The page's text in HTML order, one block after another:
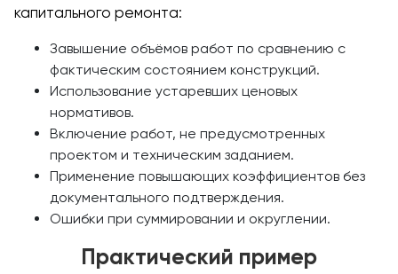
капитального ремонта:
Завышение объёмов работ по сравнению с
фактическим состоянием конструкций.
Использование устаревших ценовых
нормативов.
Включение работ, не предусмотренных
проектом и техническим заданием.
Применение повышающих коэффициентов без
документального подтверждения.
Ошибки при суммировании и округлении.
Практический пример